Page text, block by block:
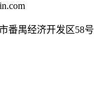
番禺经济开发区58号